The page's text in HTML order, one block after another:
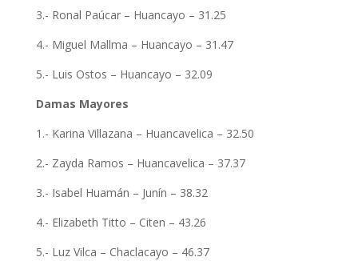
3.- Ronal Paúcar – Huancayo – 31.25
4.- Miguel Mallma – Huancayo – 31.47
5.- Luis Ostos – Huancayo – 32.09
Damas Mayores
1.- Karina Villazana – Huancavelica – 32.50
2.- Zayda Ramos – Huancavelica – 37.37
3.- Isabel Huamán – Junín – 38.32
4.- Elizabeth Titto – Citen – 43.26
5.- Luz Vilca – Chaclacayo – 46.37